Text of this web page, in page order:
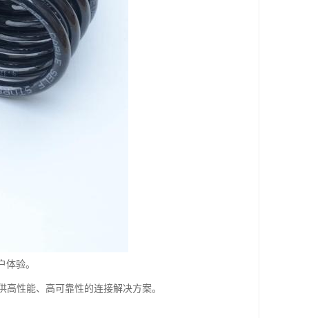
验。
性能、高可靠性的连接解决方案。